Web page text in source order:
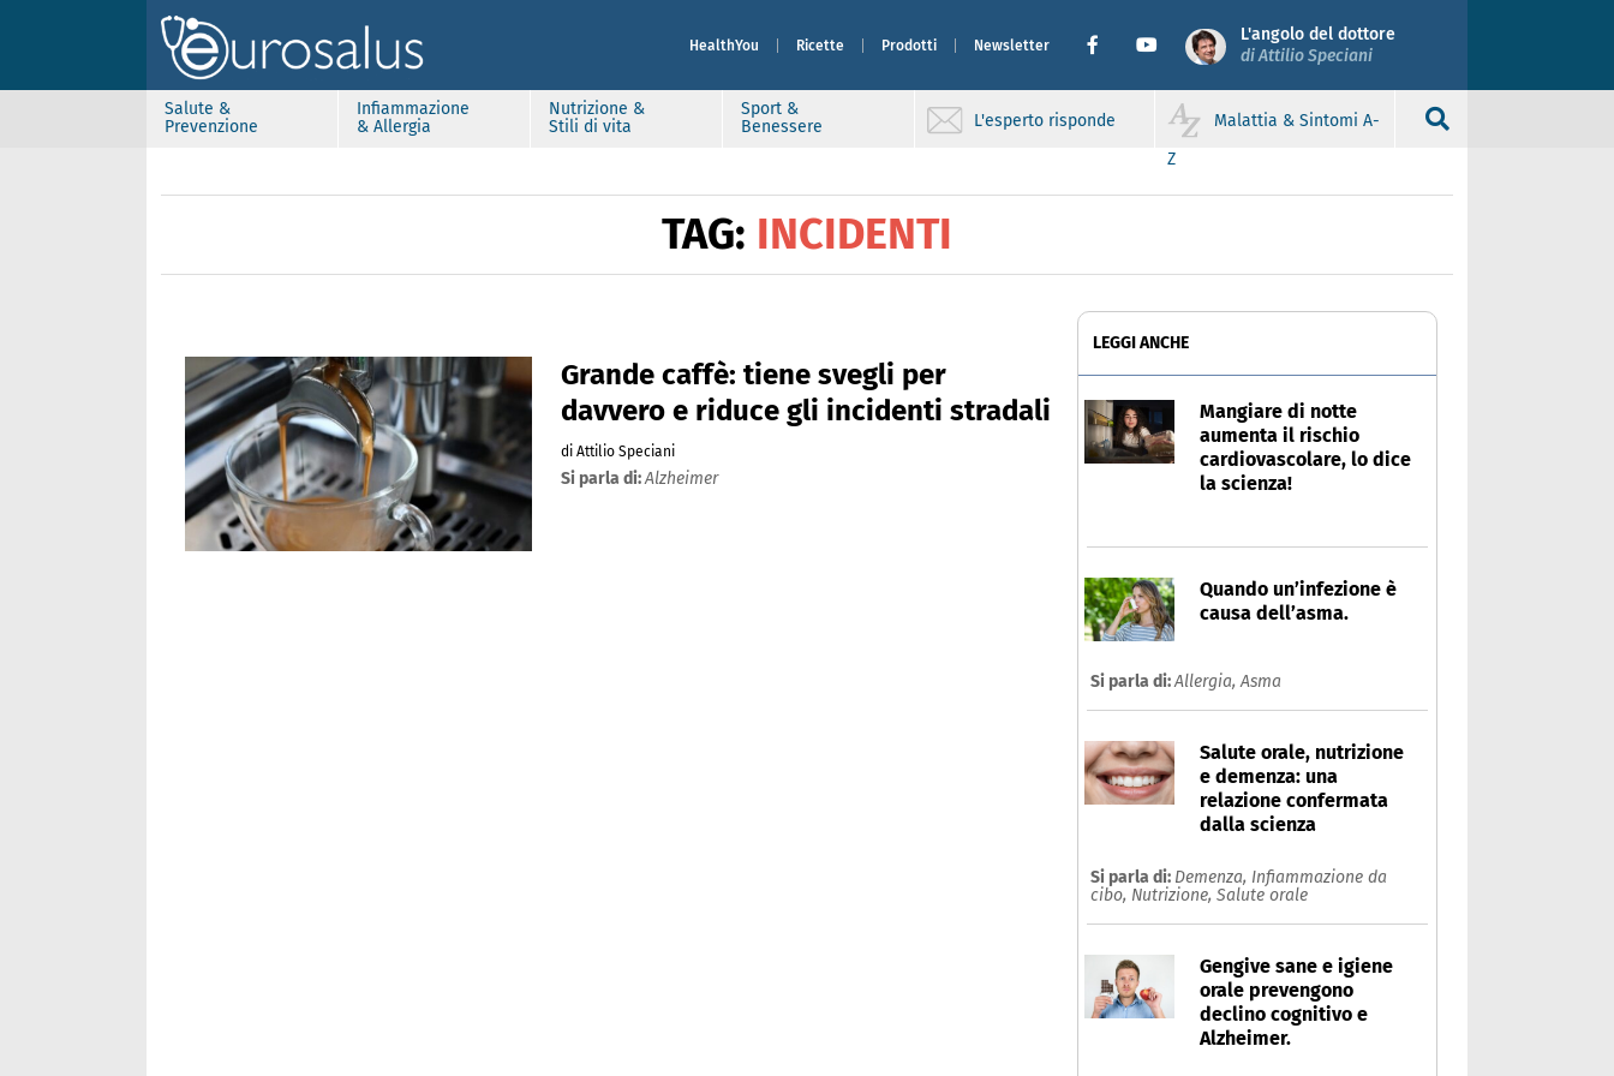
HealthYou Ricette Prodotti Newsletter
L'angolo del dottore
di Attilio Speciani
Salute &
Prevenzione
Infiammazione
& Allergia
Nutrizione &
Stili di vita
Sport &
Benessere
L'esperto risponde
Malattia & Sintomi A-
Z
TAG: INCIDENTI
Grande caffè: tiene svegli per
davvero e riduce gli incidenti stradali
di Attilio Speciani
Si parla di:Alzheimer
LEGGI ANCHE
Mangiare di notte
aumenta il rischio
cardiovascolare, lo dice
la scienza!
Quando un’infezione è
causa dell’asma.
Si parla di:Allergia,Asma
Salute orale, nutrizione
e demenza: una
relazione confermata
dalla scienza
Si parla di: Demenza, Infiammazione da
cibo, Nutrizione, Salute orale
Gengive sane e igiene
orale prevengono
declino cognitivo e
Alzheimer.